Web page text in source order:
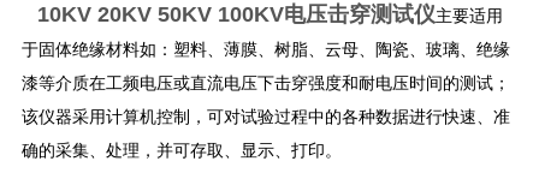
10KV 20KV 50KV 100KV电压击穿测试仪主要适用
于固体绝缘材料如：塑料、薄膜、树脂、云母、陶瓷、玻璃、绝缘
漆等介质在工频电压或直流电压下击穿强度和耐电压时间的测试；
该仪器采用计算机控制，可对试验过程中的各种数据进行快速、准
确的采集、处理，并可存取、显示、打印。